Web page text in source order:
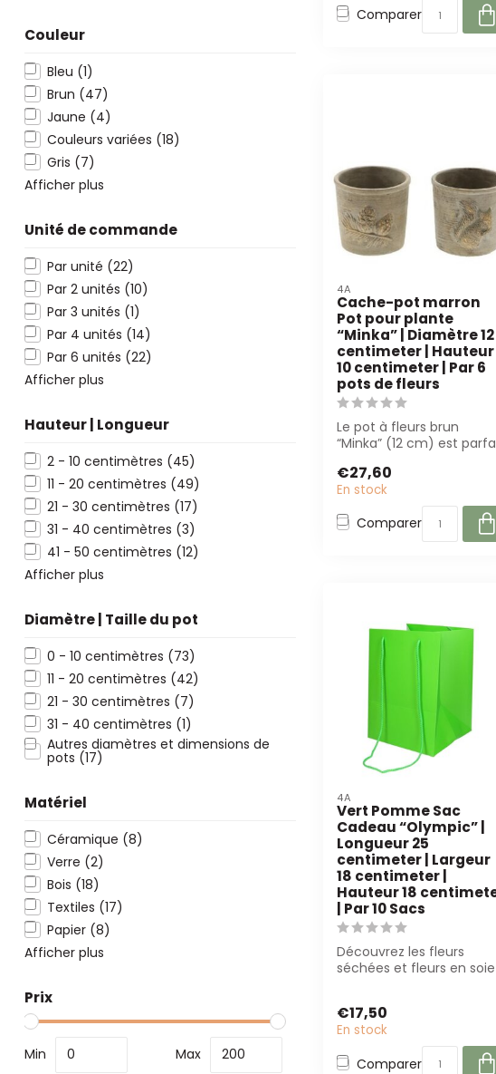
Couleur
Bleu (1)
Brun (47)
Jaune (4)
Couleurs variées (18)
Gris (7)
Afficher plus
Unité de commande
Par unité (22)
Par 2 unités (10)
Par 3 unités (1)
Par 4 unités (14)
Par 6 unités (22)
Afficher plus
Hauteur | Longueur
2 - 10 centimètres (45)
11 - 20 centimètres (49)
21 - 30 centimètres (17)
31 - 40 centimètres (3)
41 - 50 centimètres (12)
Afficher plus
Diamètre | Taille du pot
0 - 10 centimètres (73)
11 - 20 centimètres (42)
21 - 30 centimètres (7)
31 - 40 centimètres (1)
Autres diamètres et dimensions de
pots (17)
Matériel
Céramique (8)
Verre (2)
Bois (18)
Textiles (17)
Papier (8)
Afficher plus
Prix
Min Max
Comparer
4A
Cache-pot marron
Pot pour plante
“Minka” | Diamètre 12
centimeter | Hauteur
10 centimeter | Par 6
pots de fleurs
Le pot à fleurs brun
“Minka” (12 cm) est
déco...
€27,60
En stock
Comparer
4A
Vert Pomme Sac
Cadeau “Olympic” |
Longueur 25
centimeter | Largeur
18 centimeter |
Hauteur 18
| Par 10 Sacs
Découvrez les fleurs
séchées et fleurs en soie
€17,50
En stock
Comparer